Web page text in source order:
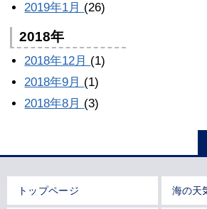
2019年1月 (26)
2018年
2018年12月 (1)
2018年9月 (1)
2018年8月 (3)
トップページ 海の天